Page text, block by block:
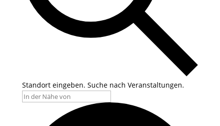
Standort eingeben. Suche nach Veranstaltungen.